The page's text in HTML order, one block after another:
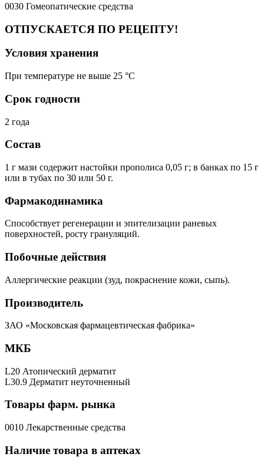
0030 Гомеопатические средства
ОТПУСКАЕТСЯ ПО РЕЦЕПТУ!
Условия хранения
При температуре не выше 25 °C
Срок годности
2 года
Состав
1 г мази содержит настойки прополиса 0,05 г; в банках по 15 г
или в тубах по 30 или 50 г.
Фармакодинамика
Способствует регенерации и эпителизации раневых
поверхностей, росту грануляций.
Побочные действия
Аллергические реакции (зуд, покраснение кожи, сыпь).
Производитель
ЗАО «Московская фармацевтическая фабрика»
МКБ
L20 Атопический дерматит
L30.9 Дерматит неуточненный
Товары фарм. рынка
0010 Лекарственные средства
Наличие товара в аптеках